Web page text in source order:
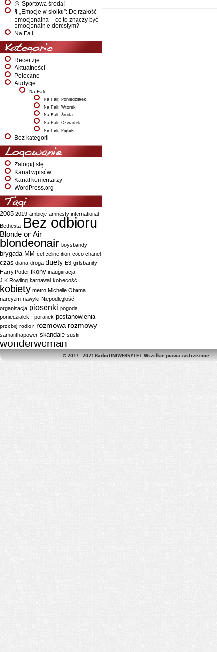
🥎 Sportowa środa!
🎙️ „Emocje w słoiku”: Dojrzałość
emocjonalna – co to znaczy być
emocjonalnie dorosłym?
Na Fali
Kategorie
Recenzje
Aktualności
Polecane
Audycje
Na Fali
Na Fali: Poniedziałek
Na Fali: Wtorek
Na Fali: Środa
Na Fali: Czwartek
Na Fali: Piątek
Bez kategorii
Logowanie
Zaloguj się
Kanał wpisów
Kanał komentarzy
WordPress.org
Tagi
2005 2019 ambicje amnesty international
Bethesta Bez odbioru
Blonde on Air
blondeonair boysbandy
brygada MM cel celine dion coco chanel
czas diana droga duety E3 girlsbandy
Harry Potter ikony inauguracja
J.K.Rowling karnawał kobiecość
kobiety metro Michelle Obama
narcyzm nawyki Niepodległość
organizacja piosenki pogoda
poniedziałek r poranek postanowienia
przebój radio r rozmowa rozmowy
samanthapower skandale sushi
wonderwoman
© 2012 - 2021 Radio UNIWERSYTET. Wszelkie prawa zastrzeżone.